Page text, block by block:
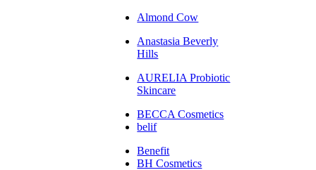
Almond Cow
Anastasia Beverly
Hills
AURELIA Probiotic
Skincare
BECCA Cosmetics
belif
Benefit
BH Cosmetics